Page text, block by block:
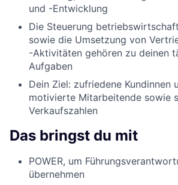
und -Entwicklung
Die Steuerung
sowie die Umsetzung von
-Aktivitäten gehören zu deinen
Aufgaben
Dein Ziel: zufriedene Kundinnen
motivierte Mitarbeitende sowie
Verkaufszahlen
Das bringst du mit
POWER, um
übernehmen